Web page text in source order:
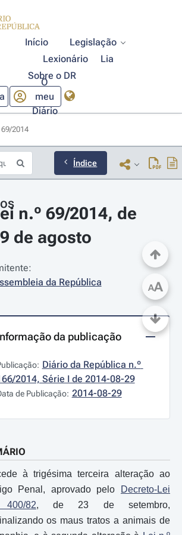
Início
Legislação
Lexionário
Lia
Sobre o DR
O
meu
Diário
69/2014
Índice
n.º 69/2014, de
de agosto
da República
da publicação
Diário da República n.º
2014, Série I de 2014-08-29
de Publicação: 2014-08-29
à trigésima terceira alteração ao
Penal, aprovado pelo
Decreto-Lei
82, de 23 de setembro,
os maus tratos a animais de
AA